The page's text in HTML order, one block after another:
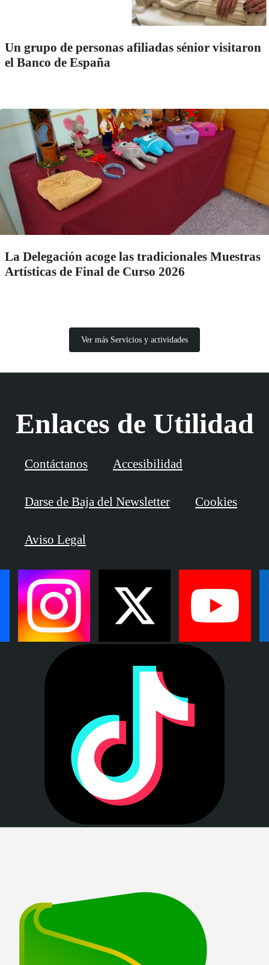
Un grupo de personas afiliadas sénior visitaron
el Banco de España
La Delegación acoge las tradicionales Muestras
Artísticas de Final de Curso 2026
Ver más Servicios y actividades
Enlaces de Utilidad
Contáctanos Accesibilidad
Darse de Baja del Newsletter Cookies
Aviso Legal